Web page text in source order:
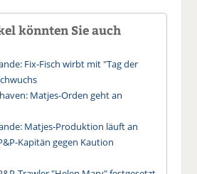
könnten Sie auch
Fix-Fisch wirbt mit "Tag der
Matjes-Orden geht an
Matjes-Produktion läuft an
Kapitän gegen Kaution